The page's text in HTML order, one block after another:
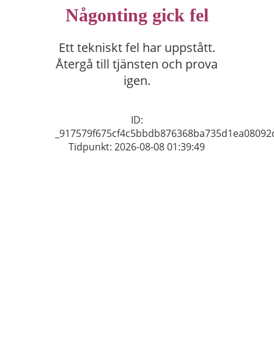
Någonting gick fel
Ett tekniskt fel har uppstått.
Återgå till tjänsten och prova
igen.
ID:
Tidpunkt: 2026-08-08 01:39:49